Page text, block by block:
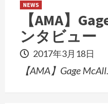
NEWS
【AMA】
ンタビュー
2017年3月18日
【AMA】Gage